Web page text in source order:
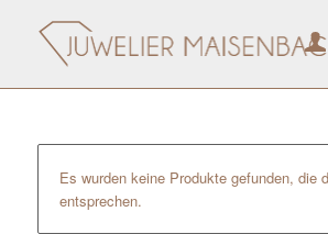
Es wurden keine Produkte gefunden, die
entsprechen.